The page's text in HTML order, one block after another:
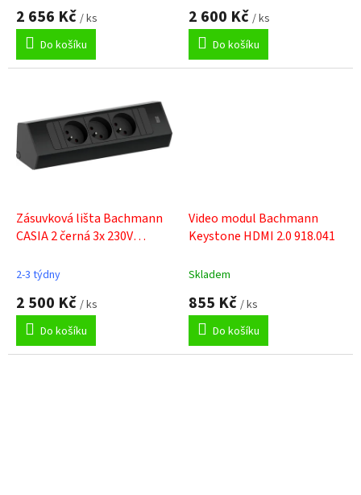
produktu
4,7
z
2 656 Kč / ks
Do košíku
produktu
4,7
z
2 600 Kč / ks
Do košíku
Zásuvková lišta Bachmann
CASIA 2 černá 3x 230V
2-3 týdny
2 500 Kč / ks
Do košíku
Video modul Bachmann
Keystone HDMI 2.0 918.041
Skladem
855 Kč / ks
Do košíku